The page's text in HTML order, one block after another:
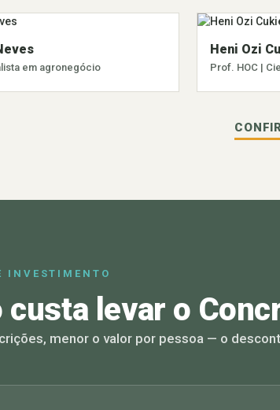
em agronegócio
Heni Ozi
Prof. HOC |
INVESTIMENTO
custa levar o
menor o valor por pessoa — o